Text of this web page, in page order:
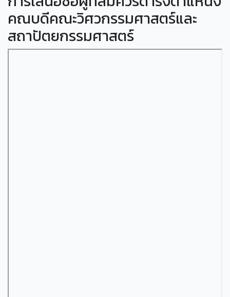
คณบดีคณะวิศวกรรมศาสตร์และ
สถาปัตยกรรมศาสตร์